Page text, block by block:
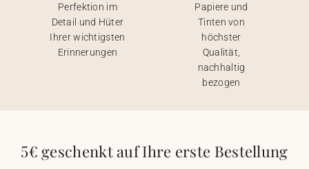
Perfektion im
Detail und Hüter
Ihrer wichtigsten
Erinnerungen
Papiere und
Tinten von
höchster
Qualität,
nachhaltig
bezogen
5€ geschenkt auf Ihre erste Bestellung